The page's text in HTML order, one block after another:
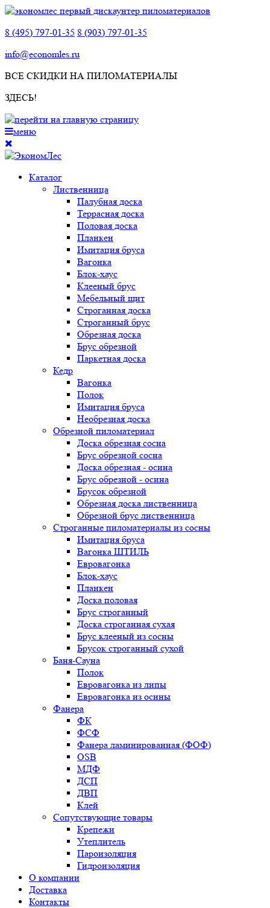
8 (495) 797-01-35 8 (903) 797-01-35
info@economles.ru
ВСЕ СКИДКИ НА ПИЛОМАТЕРИАЛЫ
ЗДЕСЬ!
меню
Каталог
Лиственница
Палубная доска
Террасная доска
Половая доска
Планкен
Имитация бруса
Вагонка
Блок-хаус
Клееный брус
Мебельный щит
Строганная доска
Строганный брус
Обрезная доска
Брус обрезной
Паркетная доска
Кедр
Вагонка
Полок
Имитация бруса
Необрезная доска
Обрезной пиломатериал
Доска обрезная сосна
Брус обрезной сосна
Доска обрезная - осина
Брус обрезной - осина
Брусок обрезной
Обрезная доска лиственница
Обрезной брус лиственница
Строганные пиломатериалы из сосны
Имитация бруса
Вагонка ШТИЛЬ
Евровагонка
Блок-хаус
Планкен
Доска половая
Брус строганный
Доска строганная сухая
Брус клееный из сосны
Брусок строганный сухой
Баня-Сауна
Полок
Евровагонка из липы
Евровагонка из осины
Фанера
ФК
ФСФ
Фанера ламинированная (ФОФ)
OSB
МДФ
ДСП
ДВП
Клей
Сопутствующие товары
Крепежи
Утеплитель
Пароизоляция
Гидроизоляция
О компании
Доставка
Контакты